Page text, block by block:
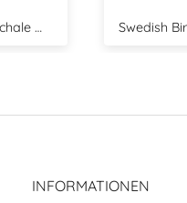
Swedish Birds Osterdekoration 2er Set - mole dot
INFORMATIONEN